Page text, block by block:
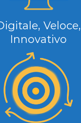
Veloce,
Innovativo